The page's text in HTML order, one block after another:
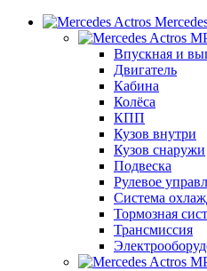
Впускная и
Двигатель
Кабина
Колёса
КПП
Кузов внутри
Кузов снаружи
Подвеска
Рулевое
Система
Тормозная
Трансмиссия